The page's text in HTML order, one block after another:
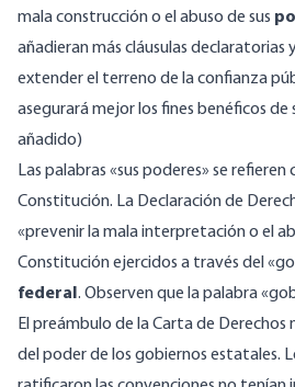
mala construcción o el abuso de sus
añadieran más cláusulas declaratorias
extender el terreno de la confianza
asegurará mejor los fines benéficos de
añadido)
Las palabras «sus poderes» se
Constitución. La Declaración de
«prevenir la mala interpretación o el
Constitución ejercidos a través del
federal . Observen que la palabra
El preámbulo de la Carta de
del poder de los gobiernos estatales.